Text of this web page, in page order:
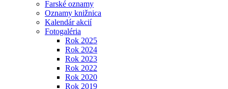
Farské oznamy
Oznamy knižnica
Kalendár akcií
Fotogaléria
Rok 2025
Rok 2024
Rok 2023
Rok 2022
Rok 2020
Rok 2019